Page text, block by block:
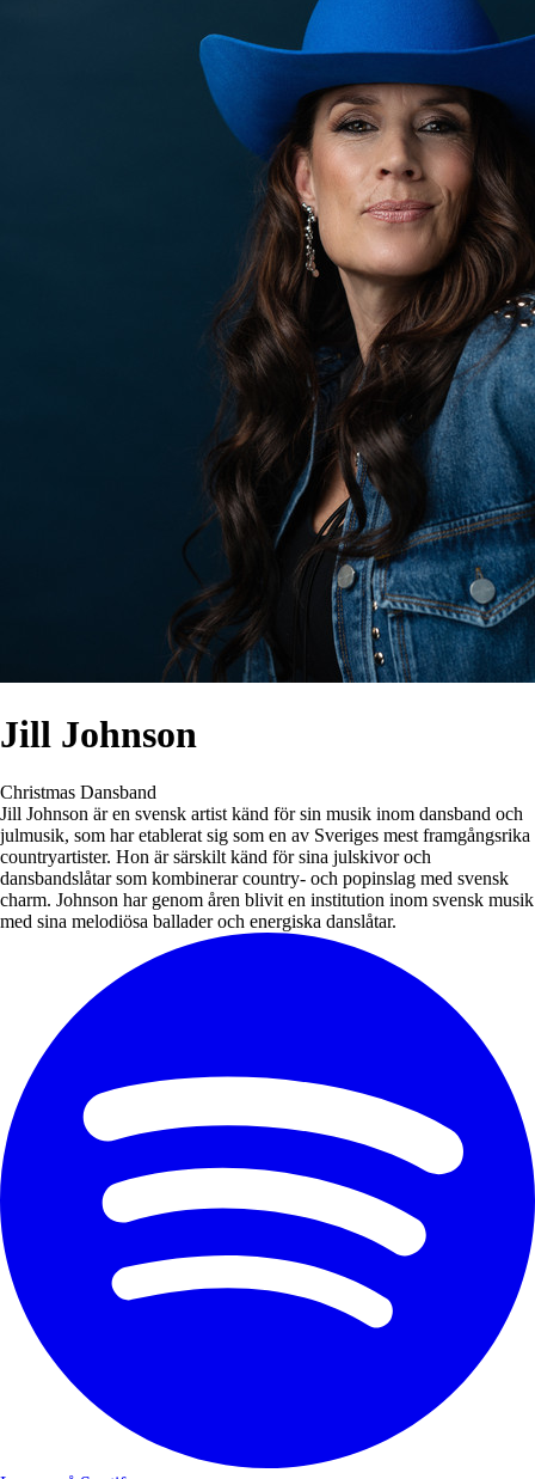
Jill Johnson
Christmas Dansband
Jill Johnson är en svensk artist känd för sin musik inom dansband och
julmusik, som har etablerat sig som en av Sveriges mest framgångsrika
countryartister. Hon är särskilt känd för sina julskivor och
dansbandslåtar som kombinerar country- och popinslag med svensk
charm. Johnson har genom åren blivit en institution inom svensk musik
med sina melodiösa ballader och energiska danslåtar.